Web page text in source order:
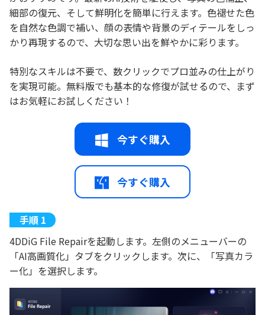
細部の復元、そして鮮明化を簡単に行えます。色褪せた色
を自然な色調で補い、顔の表情や背景のディテールをしっ
かり再現するので、大切な思い出を鮮やかに彩ります。
特別なスキルは不要で、数クリックでプロ並みの仕上がり
を実現可能。無料版でも基本的な修復が試せるので、まず
はお気軽にお試しください！
今すぐ購入
今すぐ購入
4DDiG File Repairを起動します。左側のメニューバーの
「AI高画質化」タブをクリックします。次に、「写真カラ
ー化」を選択します。